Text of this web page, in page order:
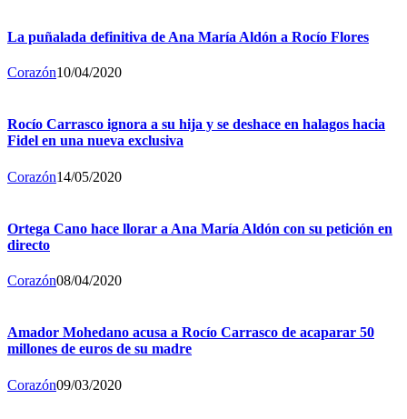
La puñalada definitiva de Ana María Aldón a Rocío Flores
Corazón10/04/2020
Rocío Carrasco ignora a su hija y se deshace en halagos hacia
Fidel en una nueva exclusiva
Corazón14/05/2020
Ortega Cano hace llorar a Ana María Aldón con su petición en
directo
Corazón08/04/2020
Amador Mohedano acusa a Rocío Carrasco de acaparar 50
millones de euros de su madre
Corazón09/03/2020